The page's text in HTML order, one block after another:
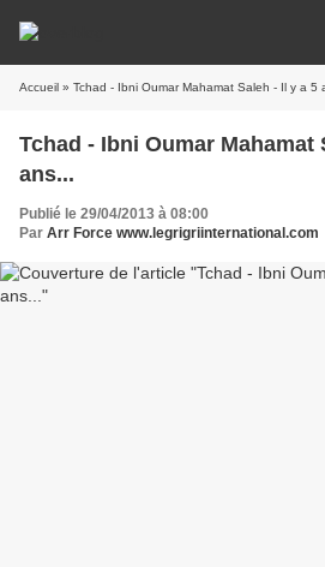
Accueil » Tchad - Ibni Oumar Mahamat Saleh - Il y a 5
Tchad - Ibni Oumar Mahamat
ans...
Publié le 29/04/2013 à 08:00
Par Arr Force www.legrigriinternational.com